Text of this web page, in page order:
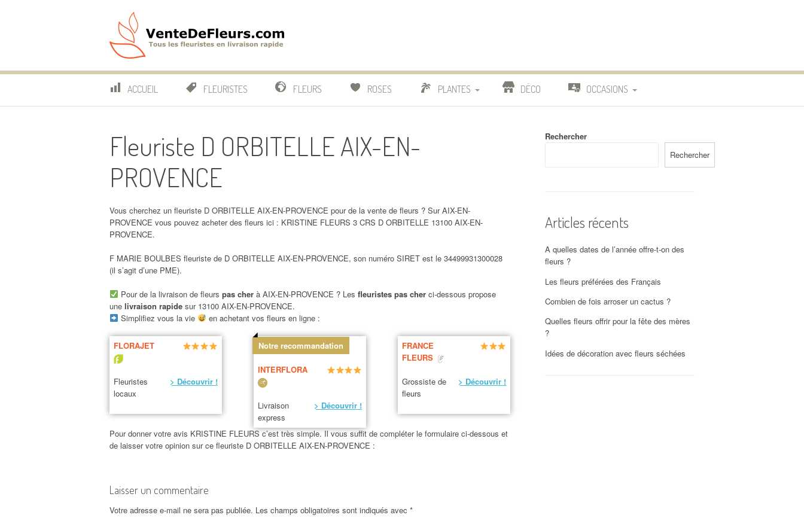
VenteDeFleurs.com
ACCUEIL FLEURISTES FLEURS ROSES PLANTES DÉCO OCCASIONS
Fleuriste D ORBITELLE AIX-EN-
PROVENCE
Vous cherchez un fleuriste D ORBITELLE AIX-EN-PROVENCE pour de la vente de fleurs ? Sur AIX-EN-
PROVENCE vous pouvez acheter des fleurs ici : KRISTINE FLEURS 3 CRS D ORBITELLE 13100 AIX-EN-
PROVENCE.
F MARIE BOULBES fleuriste de D ORBITELLE AIX-EN-PROVENCE, son numéro SIRET est le 34499931300028
(il s’agit d’une PME).
Pour de la livraison de fleurs pas cherà AIX-EN-PROVENCE ? Les fleuristes pas cher ci-dessous propose
une livraison rapide sur 13100 AIX-EN-PROVENCE.
Simplifiez vous la vie
en achetant vos fleurs en ligne :
FLORAJET
Fleuristes
locaux
> Découvrir !
Notre recommandation
INTERFLORA
Livraison
express
> Découvrir !
FRANCE
FLEURS
Grossiste de
fleurs
> Découvrir !
Pour donner votre avis KRISTINE FLEURS c’est très simple. Il vous suffit de compléter le formulaire ci-dessous et
de laisser votre opinion sur ce fleuriste D ORBITELLE AIX-EN-PROVENCE :
Laisser un commentaire
Votre adresse e-mail ne sera pas publiée. Les champs obligatoires sont indiqués avec *
Rechercher
Rechercher
Articles récents
A quelles dates de l’année offre-t-on des
fleurs ?
Les fleurs préférées des Français
Combien de fois arroser un cactus ?
Quelles fleurs offrir pour la fête des mères
?
Idées de décoration avec fleurs séchées